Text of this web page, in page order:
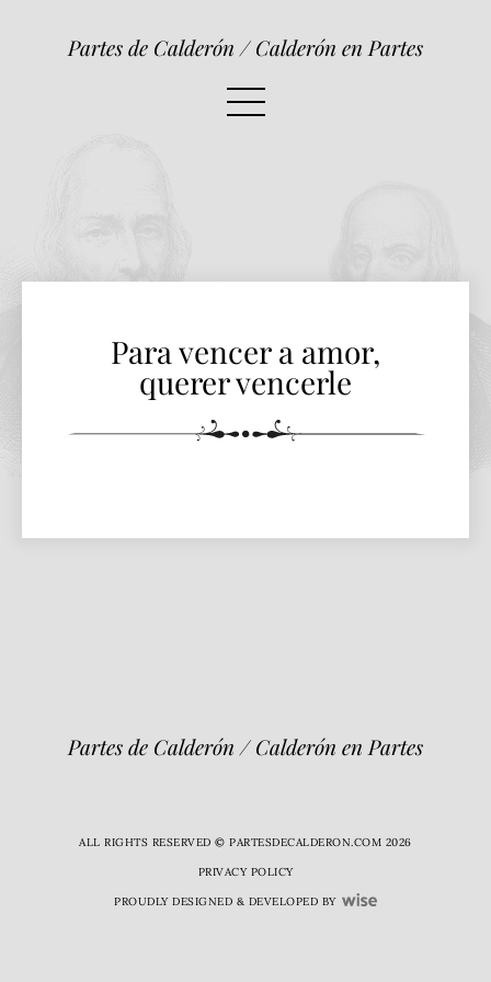
Partes de Calderón / Calderón en Partes
Para vencer a amor,
querer vencerle
Partes de Calderón / Calderón en Partes
ALL RIGHTS RESERVED © PARTESDECALDERON.COM 2026
PRIVACY POLICY
PROUDLY DESIGNED & DEVELOPED BY